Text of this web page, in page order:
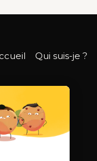
Qui suis-je ?